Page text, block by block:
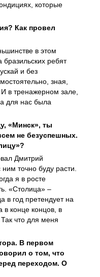
которые
Как провел
в этом
ребят
и без
зная,
в тренажерном зале,
для нас была
«Минск», ты
не безуспешных.
Дмитрий
точно буду расти.
я в росте
«Столица» –
в год претендует на
конце концов, в
что для меня
В первом
о том, что
переходом. О